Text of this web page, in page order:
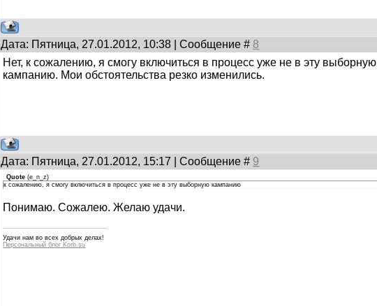
Дата: Пятница, 27.01.2012, 10:38 | Сообщение # 8
Нет, к сожалению, я смогу включиться в процесс уже не в эту выборную
кампанию. Мои обстоятельства резко изменились.
Дата: Пятница, 27.01.2012, 15:17 | Сообщение # 9
Quote (e_n_z)
к сожалению, я смогу включиться в процесс уже не в эту выборную кампанию
Понимаю. Сожалею. Желаю удачи.
Удачи нам во всех добрых делах!
Персональный блог Korb.su